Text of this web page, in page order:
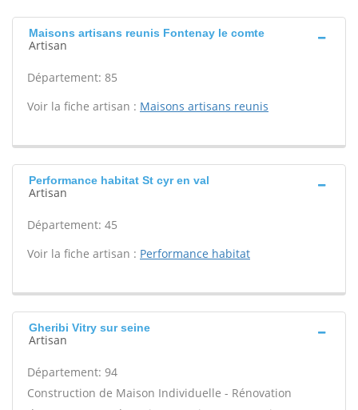
Maisons artisans reunis Fontenay le comte
Artisan
Département: 85
Voir la fiche artisan : Maisons artisans reunis
Performance habitat St cyr en val
Artisan
Département: 45
Voir la fiche artisan : Performance habitat
Gheribi Vitry sur seine
Artisan
Département: 94
Construction de Maison Individuelle - Rénovation